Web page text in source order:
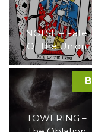
NOI!SE – Fate
Of The Union
TOWERING –
8